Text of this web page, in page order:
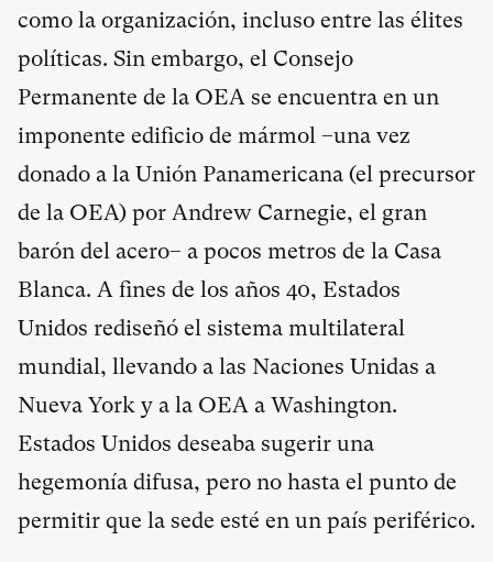
como la organización, incluso entre las élites
políticas. Sin embargo, el Consejo
Permanente de la OEA se encuentra en un
imponente edificio de mármol –una vez
donado a la Unión Panamericana (el precursor
de la OEA) por Andrew Carnegie, el gran
barón del acero– a pocos metros de la Casa
Blanca. A fines de los años 40, Estados
Unidos rediseñó el sistema multilateral
mundial, llevando a las Naciones Unidas a
Nueva York y a la OEA a Washington.
Estados Unidos deseaba sugerir una
hegemonía difusa, pero no hasta el punto de
permitir que la sede esté en un país periférico.